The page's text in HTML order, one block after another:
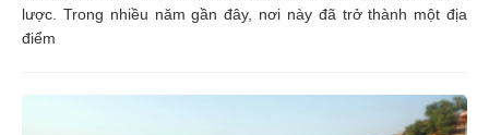
lược. Trong nhiều năm gần đây, nơi này đã trở thành một địa
điểm